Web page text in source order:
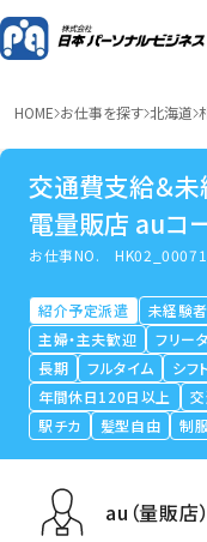
HOME お仕事を探す 北海道
交通費支給＆未
電量販店 auコ
接客・受付
お仕事NO.HK02_00071
紹介予定派遣 未経験
主婦・主夫歓迎
フリー
長期
フルタイム シフ
年間休日120日以上
駅チカ
髪型自由 制
au（量販店）